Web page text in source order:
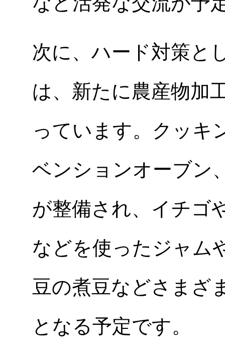
次に、ハード対策と
は、新たに農産物加
っています。クッキ
ベンションオーブン
が整備され、イチゴ
などを使ったジャム
豆の煮豆などさまざ
となる予定です。